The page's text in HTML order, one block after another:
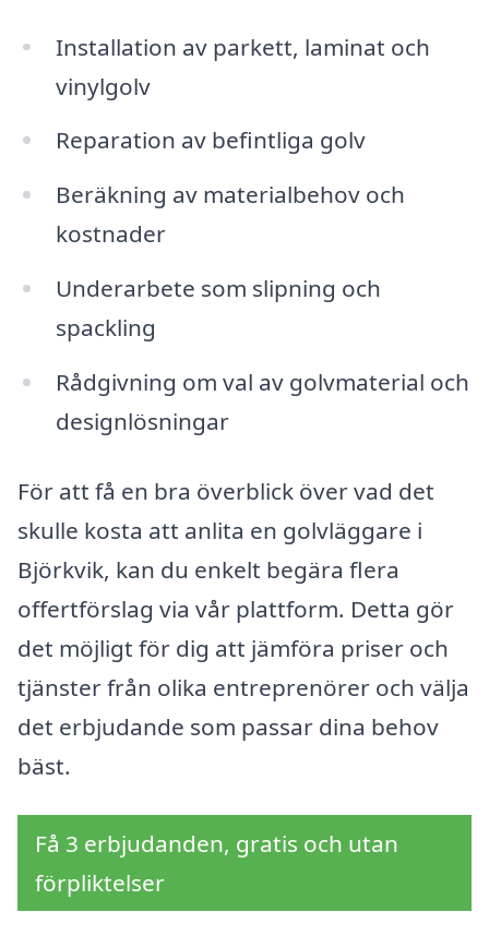
Installation av parkett, laminat och
vinylgolv
Reparation av befintliga golv
Beräkning av materialbehov och
kostnader
Underarbete som slipning och
spackling
Rådgivning om val av golvmaterial och
designlösningar
För att få en bra överblick över vad det
skulle kosta att anlita en golvläggare i
Björkvik, kan du enkelt begära flera
offertförslag via vår plattform. Detta gör
det möjligt för dig att jämföra priser och
tjänster från olika entreprenörer och välja
det erbjudande som passar dina behov
bäst.
Få 3 erbjudanden, gratis och utan
förpliktelser